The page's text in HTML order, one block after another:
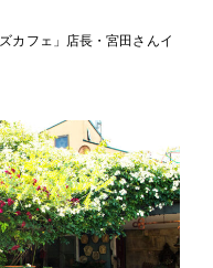
カフェ」店長・宮田さんイ